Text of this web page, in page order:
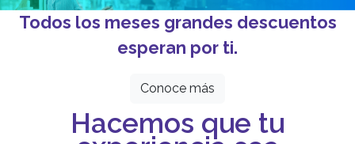
Todos los meses grandes descuentos
esperan por ti.
Conoce más
Hacemos que tu